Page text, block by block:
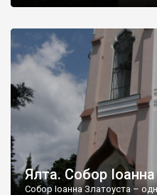
Ялта. Собор
Собор Іоанна Златоуста –